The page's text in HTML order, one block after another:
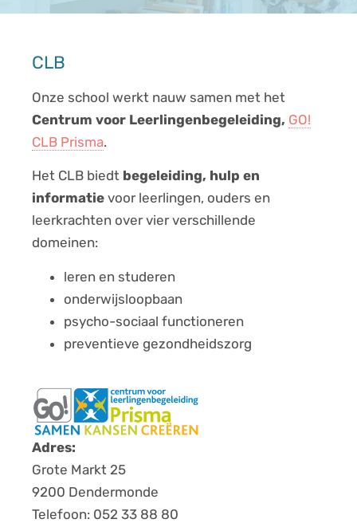
CLB
Onze school werkt nauw samen met het
Centrum voor Leerlingenbegeleiding, GO!
CLB Prisma.
Het CLB biedt begeleiding, hulp en
informatie voor leerlingen, ouders en
leerkrachten over vier verschillende
domeinen:
leren en studeren
onderwijsloopbaan
psycho-sociaal functioneren
preventieve gezondheidszorg
Adres:
Grote Markt 25
9200 Dendermonde
Telefoon: 052 33 88 80